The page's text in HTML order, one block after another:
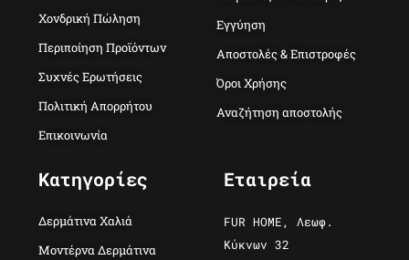
Χονδρική Πώληση
Περιποίηση Προϊόντων
Συχνές Ερωτήσεις
Πολιτική Απορρήτου
Επικοινωνία
Εγγύηση
Αποστολές & Επιστροφές
Όροι Χρήσης
Αναζήτηση αποστολής
Κατηγορίες
Δερμάτινα Χαλιά
Μοντέρνα Δερμάτινα
Εταιρεία
FUR HOME, Λεωφ.
Κύκνων 32